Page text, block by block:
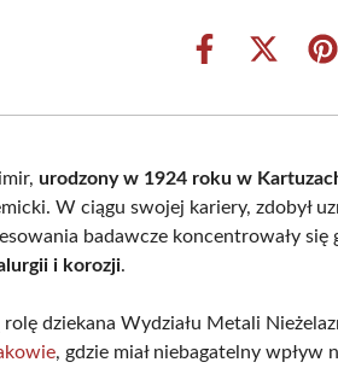
Share
Share
(Twitter)
urodzony w 1924 roku w
W ciągu swojej kariery, zdobył
badawcze koncentrowały się
i korozji.
rolę dziekana Wydziału Metali
, gdzie miał niebagatelny wpływ